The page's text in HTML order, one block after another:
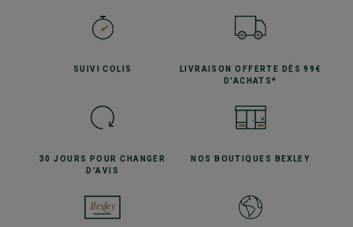
SUIVICOLIS LIVRAISON OFFERTE
DÈS 99€
D'ACHATS*
30 JOURS POURCHANGER
D'AVIS
NOS BOUTIQUES BEXLEY